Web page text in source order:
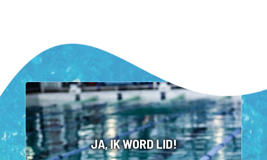
JA, IK WORD LID!